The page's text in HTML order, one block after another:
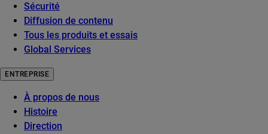
Sécurité
Diffusion de contenu
Tous les produits et essais
Global Services
ENTREPRISE
À propos de nous
Histoire
Direction